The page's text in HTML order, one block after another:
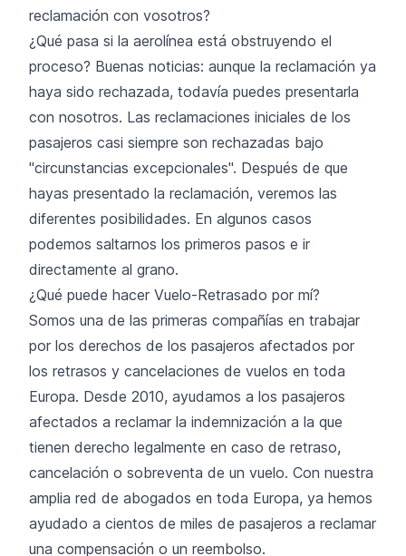
reclamación con vosotros?
¿Qué pasa si la aerolínea está obstruyendo el
proceso? Buenas noticias: aunque la reclamación ya
haya sido rechazada, todavía puedes presentarla
con nosotros. Las reclamaciones iniciales de los
pasajeros casi siempre son rechazadas bajo
"circunstancias excepcionales". Después de que
hayas presentado la reclamación, veremos las
diferentes posibilidades. En algunos casos
podemos saltarnos los primeros pasos e ir
directamente al grano.
¿Qué puede hacer Vuelo-Retrasado por mí?
Somos una de las primeras compañías en trabajar
por los derechos de los pasajeros afectados por
los retrasos y cancelaciones de vuelos en toda
Europa. Desde 2010, ayudamos a los pasajeros
afectados a reclamar la indemnización a la que
tienen derecho legalmente en caso de retraso,
cancelación o sobreventa de un vuelo. Con nuestra
amplia red de abogados en toda Europa, ya hemos
ayudado a cientos de miles de pasajeros a reclamar
una compensación o un reembolso.